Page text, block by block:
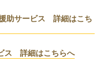
助サービス 詳細はこち
ス 詳細はこちらへ